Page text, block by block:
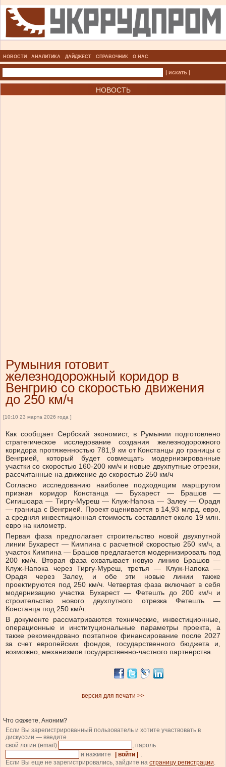
НОВОСТИ АНАЛИТИКА ДАЙДЖЕСТ СПРАВОЧНИК О НАС
| искать |
НОВОСТЬ
Румыния готовит
железнодорожный коридор в
Венгрию со скоростью движения
до 250 км/ч
[10:10 23 марта 2026 года ]
Как сообщает Сербский экономист, в Румынии подготовлено
стратегическое исследование создания железнодорожного
коридора протяженностью 781,9 км от Констанцы до границы с
Венгрией, который будет совмещать модернизированные
участки со скоростью 160-200 км/ч и новые двухпутные отрезки,
рассчитанные на движение до скоростью 250 км/ч
Согласно исследованию наиболее подходящим маршрутом
признан коридор Констанца — Бухарест — Брашов —
Сигишоара — Тиргу-Муреш — Клуж-Напока — Залеу — Орадя
— граница с Венгрией. Проект оценивается в 14,93 млрд. евро,
а средняя инвестиционная стоимость составляет около 19 млн.
евро на километр.
Первая фаза предполагает строительство новой двухпутной
линии Бухарест — Кимпина с расчетной скоростью 250 км/ч, а
участок Кимпина — Брашов предлагается модернизировать под
200 км/ч. Вторая фаза охватывает новую линию Брашов —
Клуж-Напока через Тиргу-Муреш, третья — Клуж-Напока —
Орадя через Залеу, и обе эти новые линии также
проектируются под 250 км/ч. Четвертая фаза включает в себя
модернизацию участка Бухарест — Фетешть до 200 км/ч и
строительство нового двухпутного отрезка Фетешть —
Констанца под 250 км/ч.
В документе рассматриваются технические, инвестиционные,
операционные и институциональные параметры проекта, а
также рекомендовано поэтапное финансирование после 2027
за счет европейских фондов, государственного бюджета и,
возможно, механизмов государственно-частного партнерства.
версия для печати >>
Что скажете, Аноним?
Если Вы зарегистрированный пользователь и хотите участвовать в
дискуссии — введите
свой логин (email)
, пароль
и нажмите
| войти |
.
Если Вы еще не зарегистрировались, зайдите на страницу регистрации.